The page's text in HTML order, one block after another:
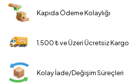
Kapıda Ödeme Kolaylığı
1.500 ₺ ve Üzeri Ücretsiz Kargo
Kolay İade/Değişim Süreçleri